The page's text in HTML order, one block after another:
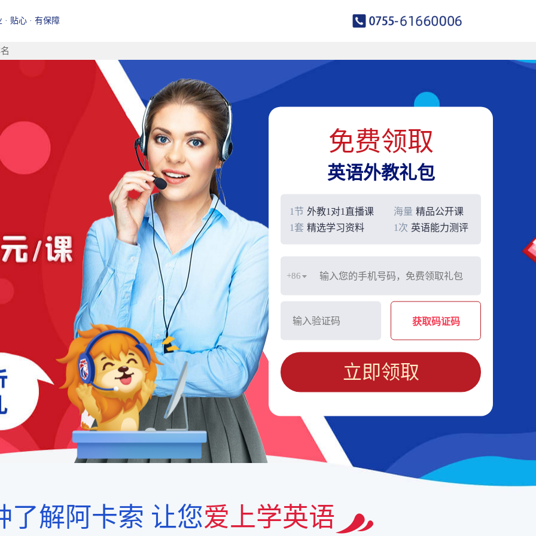
· 贴心 · 有保障
免费领取
英语外教礼包
1节 外教1对1直播课 海量 精品公开课
1套 精选学习资料 1次 英语能力测评
+86
获取码证码
立即领取
了解阿卡索 让您爱上学英语